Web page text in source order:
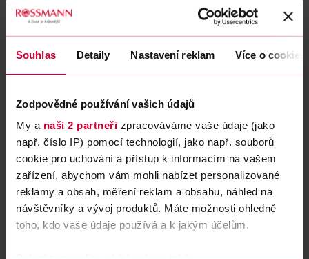
Souhlas Detaily Nastavení reklam Více o cookies
Zodpovědné používání vašich údajů
My a naši 2 partneři zpracováváme vaše údaje (jako
např. číslo IP) pomocí technologií, jako např. souborů
cookie pro uchování a přístup k informacím na vašem
zařízení, abychom vám mohli nabízet personalizované
reklamy a obsah, měření reklam a obsahu, náhled na
návštěvníky a vývoj produktů. Máte možnosti ohledně
toho, kdo vaše údaje používá a k jakým účelům.